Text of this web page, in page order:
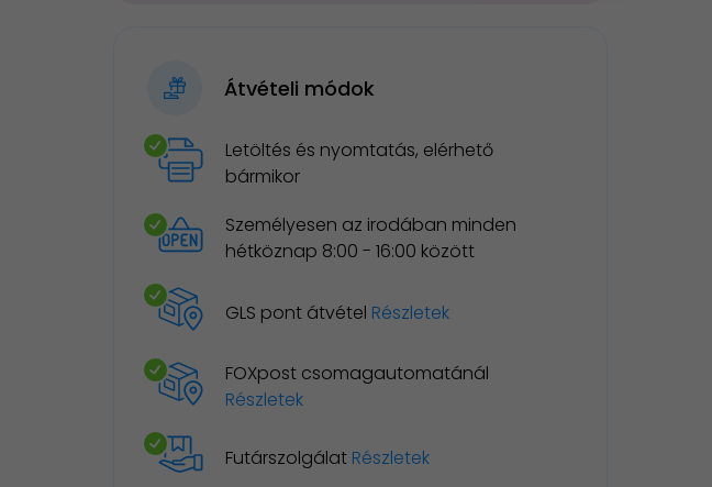
Átvételi módok
Letöltés és nyomtatás, elérhető
bármikor
Személyesen az irodában minden
hétköznap 8:00 - 16:00 között
GLS pont átvétel Részletek
FOXpost csomagautomatánál
Részletek
Futárszolgálat Részletek